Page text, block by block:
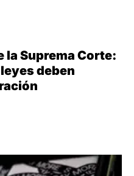
la Suprema Corte:
deben